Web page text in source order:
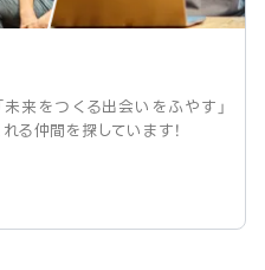
来をつくる出会いをふやす」
る仲間を探しています！